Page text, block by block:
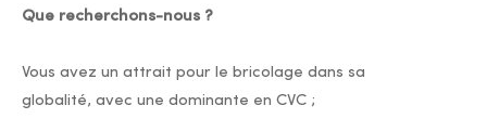
Que recherchons-nous ?
Vous avez un attrait pour le bricolage dans sa
globalité, avec une dominante en CVC ;